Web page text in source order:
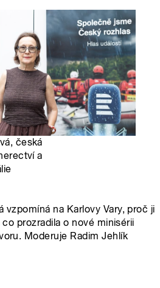
česká
a
vzpomíná na Karlovy Vary, proč ji
prozradila o nové minisérii
Moderuje Radim Jehlík